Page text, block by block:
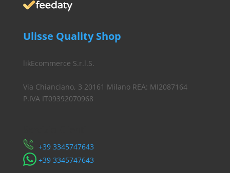
Ulisse Quality Shop
likEcommerce S.r.l.S.
Via Chianciano, 3 20161 Milano REA: MI2087164
P.IVA IT09392070968
​+39 3345747643
​+39 3345747643